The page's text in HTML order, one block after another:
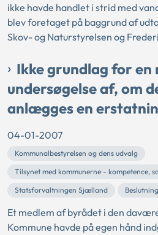
ikke havde handlet i strid med
blev foretaget på baggrund af
Skov- og Naturstyrelsen og
Ikke grundlag for
undersøgelse af, om
anlægges en
04-01-2007
Kommunalbestyrelsen og dens udvalg
Tilsynet med kommunerne - kompetence,
Statsforvaltningen Sjælland
Beslutning
Et medlem af byrådet i den
Kommune havde på egen hånd